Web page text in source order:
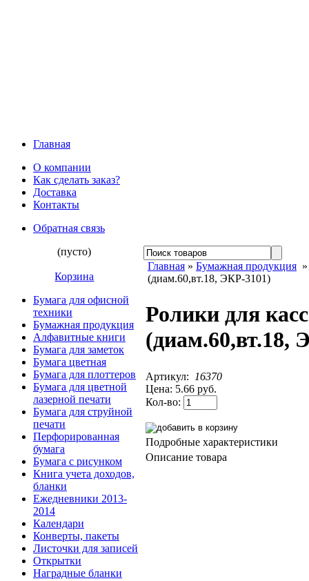
Главная
О компании
Как сделать заказ?
Доставка
Контакты
Обратная связь
(пусто)
Корзина
Бумага для офисной
техники
Бумажная продукция
Алфавитные книги
Бумага для заметок
Бумага цветная
Бумага для плоттеров
Бумага для цветной
лазерной печати
Бумага для струйной
печати
Перфорированная
бумага
Бумага с рисунком
Книга учета доходов,
бланки
Ежедневники 2013-
2014
Календари
Конверты, пакеты
Листочки для записей
Открытки
Наградные бланки
Главная » Бумажная продукция
(диам.60,вт.18, ЭКР-3101)
Ролики для
(диам.60,вт.18,
Артикул:
16370
Цена: 5.66 руб.
Кол-во:
Подробные характеристики
Описание товара